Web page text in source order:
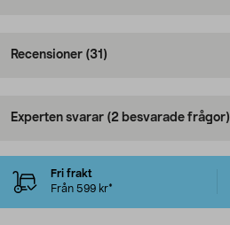
Recensioner (31)
Experten svarar (2 besvarade frågor)
Fri frakt
Från 599 kr*